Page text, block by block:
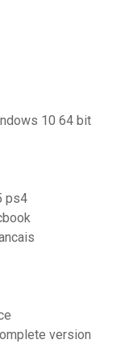
10 64 bit
ps4
version